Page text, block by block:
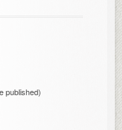
published)